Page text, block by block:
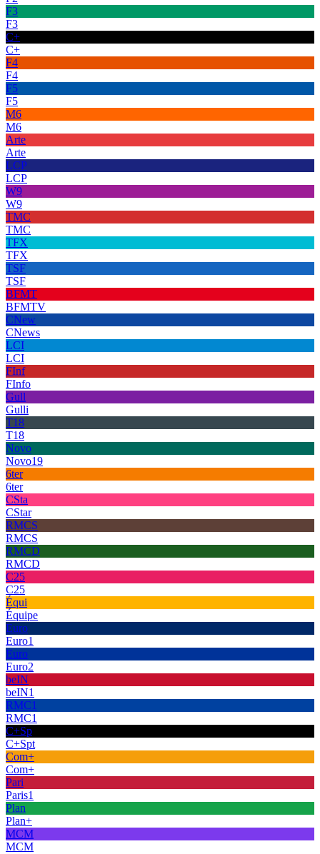
F3
F3
C+
C+
F4
F4
F5
F5
M6
M6
Arte
Arte
LCP
LCP
W9
W9
TMC
TMC
TFX
TFX
TSF
TSF
BFMT
BFMTV
CNew
CNews
LCI
LCI
FInf
FInfo
Gull
Gulli
T18
T18
Novo
Novo19
6ter
6ter
CSta
CStar
RMCS
RMCS
RMCD
RMCD
C25
C25
Équi
Équipe
Euro
Euro1
Euro
Euro2
beIN
beIN1
RMC1
RMC1
C+Sp
C+Spt
Com+
Com+
Pari
Paris1
Plan
Plan+
MCM
MCM